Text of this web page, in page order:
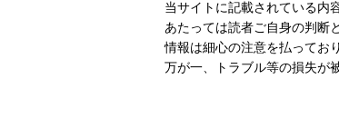
当サイトに記載されている内
あたっては読者ご自身の判断
情報は細心の注意を払ってお
万が一、トラブル等の損失が